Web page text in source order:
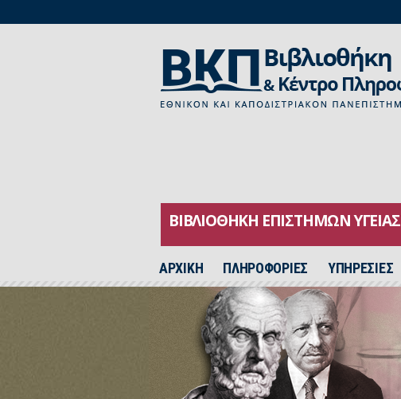
ΒΙΒΛΙΟΘΗΚΗ ΕΠΙΣΤΗΜΩΝ ΥΓΕΙΑΣ
ΑΡΧΙΚH ΠΛΗΡΟΦΟΡΙΕΣ ΥΠΗΡΕΣΙΕΣ